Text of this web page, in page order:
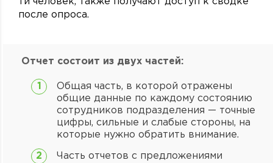
после опроса.
Отчет состоит из двух частей:
Общая часть, в которой отражены
общие данные по каждому состоянию
сотрудников подразделения — точные
цифры, сильные и слабые стороны, на
которые нужно обратить внимание.
Часть отчетов с предложениями